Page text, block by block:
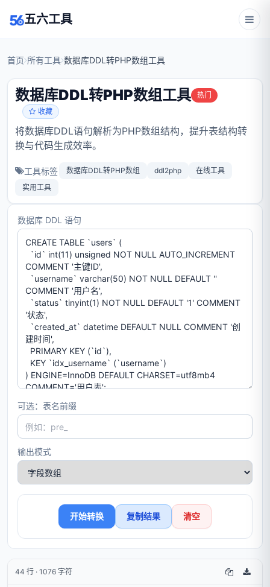
五六工具
首页 所有工具 数据库DDL转PHP数组工具
数据库DDL转PHP数组工具
热门
收藏
将数据库DDL语句解析为PHP数组结构，提升表结构转
换与代码生成效率。
工具标签 数据库DDL转PHP数组 ddl2php
在线工具
实用工具
数据库 DDL 语句
可选：表名前缀
输出模式
开始转换 复制结果 清空
44 行 · 1076 字符